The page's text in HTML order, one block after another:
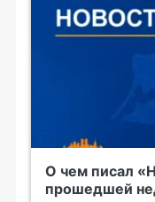
О чем писал
прошедшей